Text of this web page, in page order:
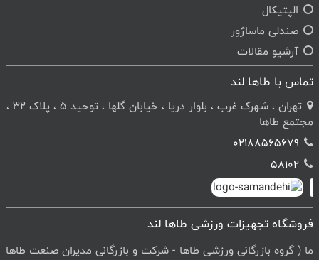
الپتیکال
صندلی ماساژور
آرشیو مقالات
تماس با طاها لند
تهران ، شهرک غرب ، بلوار دریا ، خیابان گلها ، توحید 5 ، پلاک 32 ،
مجتمع طاها
02188565679
58102
فروشگاه تجهیزات ورزشی طاها لند
ما ( گروه بازرگانی ورزشی طاها - شرکت و بازرگانی مدیران صنعت طاها